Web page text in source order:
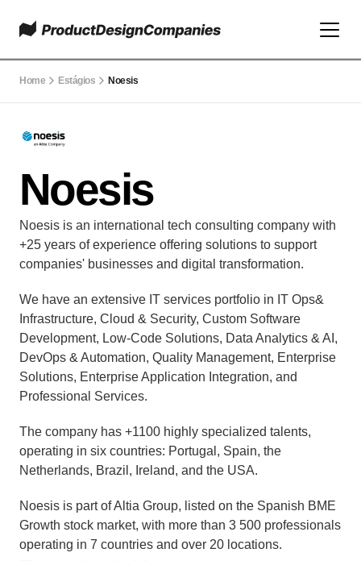
Home Estágios Noesis
Noesis
Noesis is an international tech consulting company with
+25 years of experience offering solutions to support
companies' businesses and digital transformation.
We have an extensive IT services portfolio in IT Ops&
Infrastructure, Cloud & Security, Custom Software
Development, Low-Code Solutions, Data Analytics & AI,
DevOps & Automation, Quality Management, Enterprise
Solutions, Enterprise Application Integration, and
Professional Services.
The company has +1100 highly specialized talents,
operating in six countries: Portugal, Spain, the
Netherlands, Brazil, Ireland, and the USA.
Noesis is part of Altia Group, listed on the Spanish BME
Growth stock market, with more than 3 500 professionals
operating in 7 countries and over 20 locations.